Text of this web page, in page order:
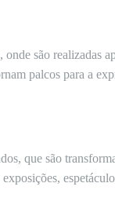
são realizadas
palcos para a
que são